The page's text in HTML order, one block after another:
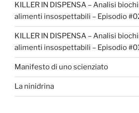
KILLER IN DISPENSA – Analisi
alimenti insospettabili – Episodio
KILLER IN DISPENSA – Analisi
alimenti insospettabili – Episodio
Manifesto di uno scienziato
La ninidrina